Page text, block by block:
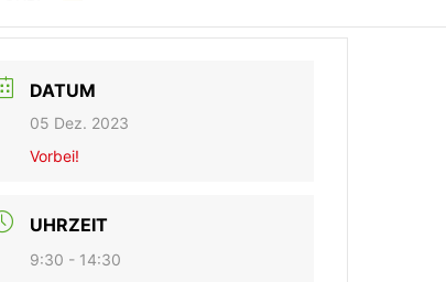
DATUM
05 Dez. 2023
Vorbei!
UHRZEIT
9:30 - 14:30